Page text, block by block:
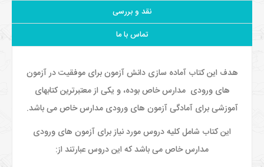
نقد و بررسی
تماس با ما
هدف این کتاب آماده سازی دانش آزمون برای موفقیت در آزمون
های ورودی مدارس خاص بوده، و یکی از معتبرترین کتابهای
آموزشی برای آمادگی آزمون های ورودی مدارس خاص می باشد.
این کتاب شامل کلیه دروس مورد نیاز برای آزمون های ورودی
مدارس خاص می باشد که این دروس عبارتند از: